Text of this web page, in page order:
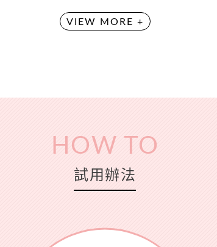
VIEW MORE +
HOW TO
試用辦法